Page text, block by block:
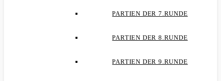
PARTIEN DER 7.RUNDE
PARTIEN DER 8.RUNDE
PARTIEN DER 9.RUNDE